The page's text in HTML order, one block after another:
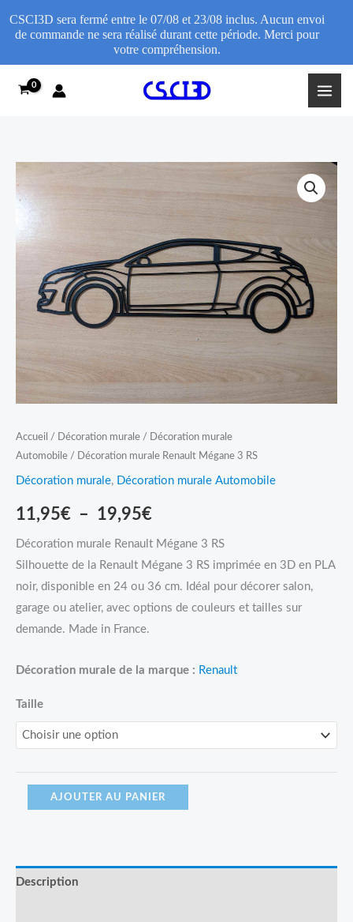
Accueil / Décoration murale / Décoration murale
Automobile / Décoration murale Renault Mégane 3 RS
Décoration murale, Décoration murale Automobile
11,95€ – 19,95€
de
prix :
11,95€
à
19,95€
Décoration murale Renault Mégane 3 RS
Silhouette de la Renault Mégane 3 RS imprimée en 3D en PLA
noir, disponible en 24 ou 36 cm. Idéal pour décorer salon,
garage ou atelier, avec options de couleurs et tailles sur
demande. Made in France.
Décoration murale de la marque : Renault
Taille
quantité
de
Décoration
murale
Mégane
AJOUTER AU PANIER
Description
CSCI3D sera fermé entre le 07/08 et 23/08 inclus. Aucun envoi
de commande ne sera réalisé durant cette période. Merci pour
votre compréhension.